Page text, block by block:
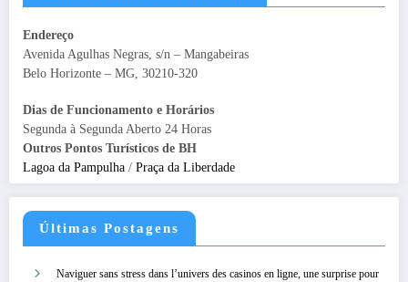
Endereço
Avenida Agulhas Negras, s/n – Mangabeiras
Belo Horizonte – MG, 30210-320
Dias de Funcionamento e Horários
Segunda à Segunda Aberto 24 Horas
Outros Pontos Turísticos de BH
Lagoa da Pampulha / Praça da Liberdade
Últimas Postagens
Naviguer sans stress dans l’univers des casinos en ligne, une surprise pour